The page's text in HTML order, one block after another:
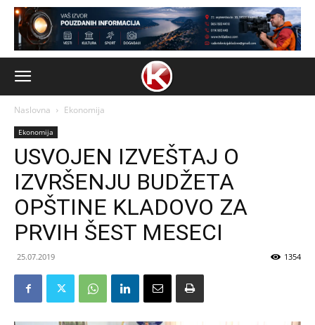
Naslovna Ekonomija
Ekonomija
USVOJEN IZVEŠTAJ O
IZVRŠENJU BUDŽETA
OPŠTINE KLADOVO ZA
PRVIH ŠEST MESECI
25.07.2019 1354